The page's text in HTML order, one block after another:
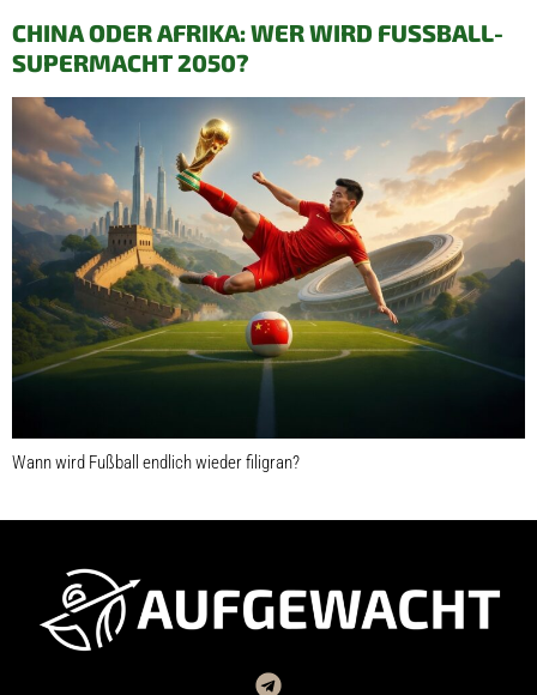
CHINA ODER AFRIKA: WER WIRD FUSSBALL-S
UPERMACHT 2050?
Wann wird Fußball endlich wieder filigran?